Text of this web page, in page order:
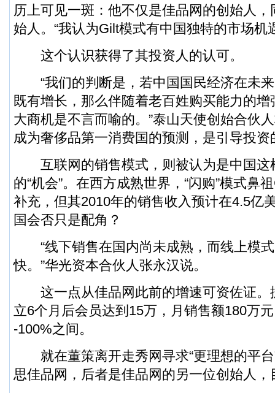
历上可见一斑：他不仅是佳品网的创始人
始人。“我认为Gilt模式有中国独特的市场机
这个认识获得了其投资人的认可。
“我们的判断是，若中国国民经济在未来
既有增长，那么伴随着老百姓购买能力的
大商机是不言而喻的。”泰山天使创始合伙
成为奢侈品第一消费国的预测，是引导投
互联网的销售模式，则被认为是中国这
的“机会”。在西方成熟世界，“闪购”模式鼻
补充，但其2010年的销售收入预计在4.5亿
国会否只是配角？
“线下销售在国内尚未成熟，而线上模式
快。”华光资本合伙人张永汉说。
这一点从佳品网此前的增速可资佐证。
立6个月后会员达到15万，月销售额180万
-100%之间。
就在董策离开走秀网寻求“更理想的平台
思佳品网，后者是佳品网的另一位创始人